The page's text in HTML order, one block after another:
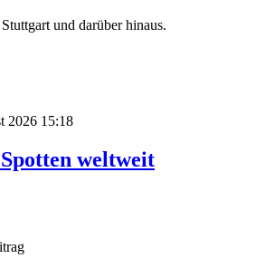
und darüber hinaus.
2026 15:18
weltweit